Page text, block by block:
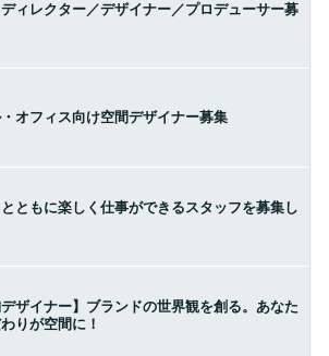
ィレクター／デザイナー／プロデューサー募
オフィス向け空間デザイナー募集
ともに楽しく仕事ができるスタッフを募集し
デザイナー】ブランドの世界観を創る。あなた
りが空間に！